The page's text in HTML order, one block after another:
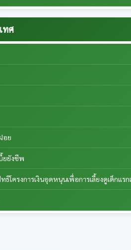
ทศ
อย
ยยังชีพ
โครงการเงินอุดหนุนเพื่อการเลี้ยงดูเด็กแรก